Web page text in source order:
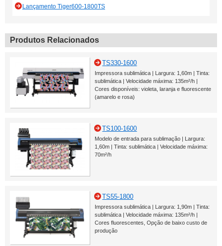
Lançamento Tiger600-1800TS
Produtos Relacionados
TS330-1600
Impressora sublimática | Largura: 1,60m | Tinta:
sublimática | Velocidade máxima: 135m²/h |
Cores disponíveis: violeta, laranja e fluorescente
(amarelo e rosa)
TS100-1600
Modelo de entrada para sublimação | Largura:
1,60m | Tinta: sublimática | Velocidade máxima:
70m²/h
TS55-1800
Impressora sublimática | Largura: 1,90m | Tinta:
sublimática | Velocidade máxima: 135m²/h |
Cores fluorescentes, Opção de baixo custo de
produção